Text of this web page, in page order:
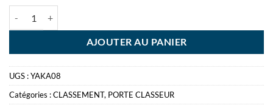
AJOUTER AU PANIER
UGS :YAKA08
Catégories :CLASSEMENT, PORTE CLASSEUR